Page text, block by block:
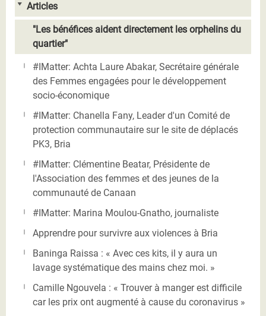
Articles
"Les bénéfices aident directement les orphelins du
quartier"
#IMatter: Achta Laure Abakar, Secrétaire générale
des Femmes engagées pour le développement
socio-économique
#IMatter: Chanella Fany, Leader d'un Comité de
protection communautaire sur le site de déplacés
PK3, Bria
#IMatter: Clémentine Beatar, Présidente de
l'Association des femmes et des jeunes de la
communauté de Canaan
#IMatter: Marina Moulou-Gnatho, journaliste
Apprendre pour survivre aux violences à Bria
Baninga Raissa : « Avec ces kits, il y aura un
lavage systématique des mains chez moi. »
Camille Ngouvela : « Trouver à manger est difficile
car les prix ont augmenté à cause du coronavirus »